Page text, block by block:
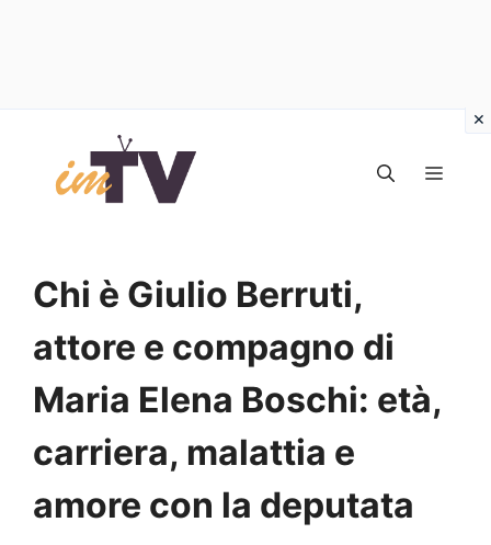
contenuto
Chi è Giulio Berruti,
attore e compagno di
Maria Elena Boschi: età,
carriera, malattia e
amore con la deputata